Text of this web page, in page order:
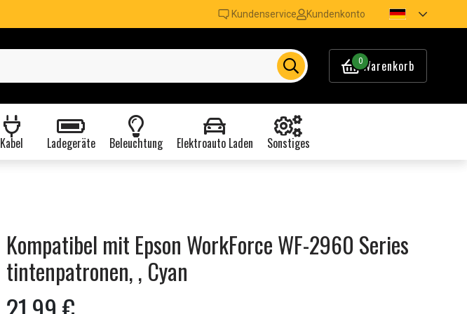
Kundenservice Kundenkonto
0Warenkorb
Kabel Ladegeräte Beleuchtung Elektroauto Laden Sonstiges
Kompatibel mit Epson WorkForce WF-2960 Series
tintenpatronen, , Cyan